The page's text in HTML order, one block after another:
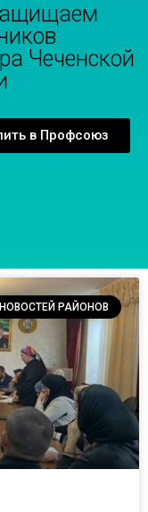
Чеченской
в Профсоюз
РАЙОНОВ